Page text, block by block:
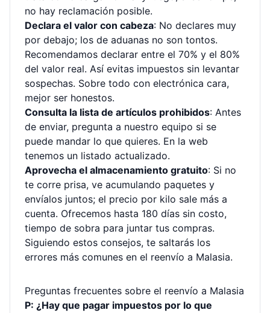
no hay reclamación posible.
Declara el valor con cabeza: No declares muy
por debajo; los de aduanas no son tontos.
Recomendamos declarar entre el 70% y el 80%
del valor real. Así evitas impuestos sin levantar
sospechas. Sobre todo con electrónica cara,
mejor ser honestos.
Consulta la lista de artículos prohibidos: Antes
de enviar, pregunta a nuestro equipo si se
puede mandar lo que quieres. En la web
tenemos un listado actualizado.
Aprovecha el almacenamiento gratuito: Si no
te corre prisa, ve acumulando paquetes y
envíalos juntos; el precio por kilo sale más a
cuenta. Ofrecemos hasta 180 días sin costo,
tiempo de sobra para juntar tus compras.
Siguiendo estos consejos, te saltarás los
errores más comunes en el reenvío a Malasia.
Preguntas frecuentes sobre el reenvío a Malasia
P: ¿Hay que pagar impuestos por lo que